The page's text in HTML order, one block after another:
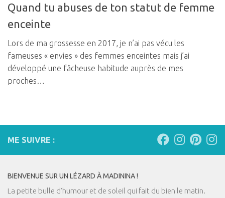
Quand tu abuses de ton statut de femme
enceinte
Lors de ma grossesse en 2017, je n’ai pas vécu les
fameuses « envies » des femmes enceintes mais j’ai
développé une fâcheuse habitude auprès de mes
proches…
ME SUIVRE :
BIENVENUE SUR UN LÉZARD À MADININA !
La petite bulle d’humour et de soleil qui fait du bien le matin.